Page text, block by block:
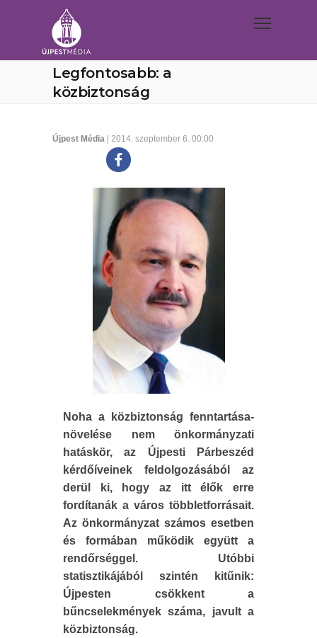
Legfontosabb: a
közbiztonság
Újpest Média | 2014. szeptember 6. 00:00
Noha a közbiztonság fenntartása-
növelése nem önkormányzati
hatáskör, az Újpesti Párbeszéd
kérdőíveinek feldolgozásából az
derül ki, hogy az itt élők erre
fordítanák a város többletforrásait.
Az önkormányzat számos esetben
és formában működik együtt a
rendőrséggel. Utóbbi
statisztikájából szintén kitűnik:
Újpesten csökkent a
bűncselekmények száma, javult a
közbiztonság.